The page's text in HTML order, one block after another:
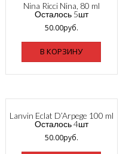
Nina Ricci Nina, 80 ml
Осталось 5шт
50.00руб.
В КОРЗИНУ
Lanvin Eclat D’Arpege 100 ml
Осталось 4шт
50.00руб.